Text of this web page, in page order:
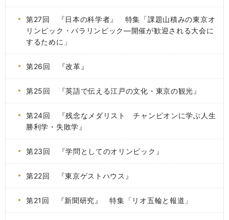
第27回 『日本の科学者』 特集「課題山積みの東京オ
リンピック・パラリンピック―開催が歓迎される大会に
するために」
第26回 『改革』
第25回 『英語で伝える江戸の文化・東京の観光』
第24回 『残念なメダリスト チャンピオンに学ぶ人生
勝利学・失敗学』
第23回 『学問としてのオリンピック』
第22回 『東京ゲストハウス』
第21回 『新聞研究』 特集「リオ五輪と報道」